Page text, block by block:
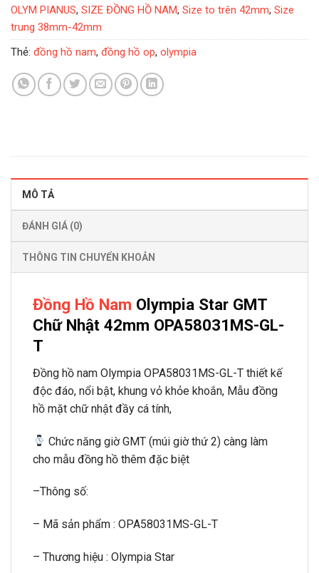
OLYM PIANUS, SIZE ĐỒNG HỒ NAM, Size to trên 42mm, Size
trung 38mm-42mm
Thẻ: đồng hồ nam, đồng hồ op, olympia
MÔ TẢ
ĐÁNH GIÁ (0)
THÔNG TIN CHUYỂN KHOẢN
Đồng Hồ Nam Olympia Star GMT
Chữ Nhật 42mm OPA58031MS-GL-
T
Đồng hồ nam Olympia OPA58031MS-GL-T thiết kế
độc đáo, nổi bật, khung vỏ khỏe khoắn, Mẫu đồng
hồ mặt chữ nhật đầy cá tính,
Chức năng giờ GMT (múi giờ thứ 2) càng làm
cho mẫu đồng hồ thêm đặc biệt
–Thông số:
– Mã sản phẩm : OPA58031MS-GL-T
– Thương hiệu : Olympia Star